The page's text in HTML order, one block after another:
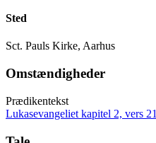
Sted
Sct. Pauls Kirke, Aarhus
Omstændigheder
Prædikentekst
Lukasevangeliet kapitel 2, vers 21